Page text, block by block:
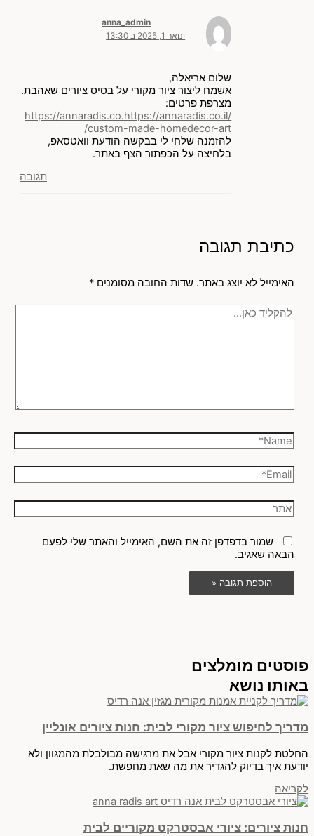
anna_admin
ינואר 1, 2025 ב 13:30
שלום אריאלה,
אשמח ליצור ציור מקורי על בסיס ציורים שאהבת.
מצרפת פרטים:
https://annaradis.co.https://annaradis.co.il/
custom-made-homedecor-art/
להזמנה שלחי לי בבקשה הודעת וואטסאפ,
בלחיצה על הכפתור הצף באתר.
תגובה
כתיבת תגובה
האימייל לא יוצג באתר. שדות החובה מסומנים *
שמור בדפדפן זה את השם, האימייל והאתר שלי לפעם
הבאה שאגיב.
פוסטים מומלצים
באותו נושא
מדריך לחיפוש ציור מקורי לבית: חנות ציורים אונליין
החלטת לקנות ציור מקורי אבל את מרגישה מבולבלת מהמגוון ולא
יודעת איך בדיוק להגדיר את מה שאת מחפשת.
לקריאה
חנות ציורים: ציורי אבסטרקט מקוריים לבית